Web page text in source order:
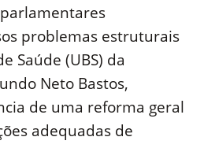
problemas estruturais
Saúde (UBS) da
Neto Bastos,
de uma reforma geral
adequadas de